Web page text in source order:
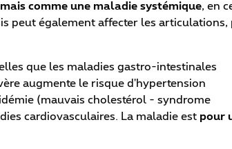
comme une maladie systémique, en
peut également affecter les articulations,
que les maladies gastro-intestinales
augmente le risque d'hypertension
(mauvais cholestérol - syndrome
cardiovasculaires. La maladie est pour